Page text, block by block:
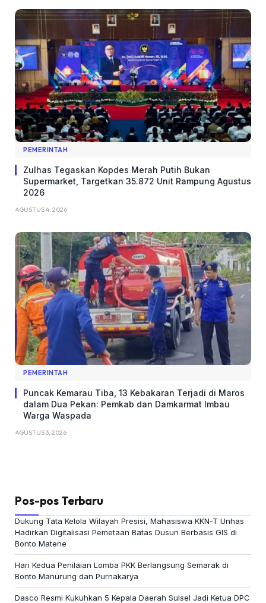
PEMERINTAH
Zulhas Tegaskan Kopdes Merah Putih Bukan
Supermarket, Targetkan 35.872 Unit Rampung Agustus
2026
AGUSTUS 4, 2026
PEMERINTAH
Puncak Kemarau Tiba, 13 Kebakaran Terjadi di Maros
dalam Dua Pekan: Pemkab dan Damkarmat Imbau
Warga Waspada
AGUSTUS 3, 2026
Pos-pos Terbaru
Dukung Tata Kelola Wilayah Presisi, Mahasiswa KKN-T Unhas
Hadirkan Digitalisasi Pemetaan Batas Dusun Berbasis GIS di
Bonto Matene
Hari Kedua Penilaian Lomba PKK Berlangsung Semarak di
Bonto Manurung dan Purnakarya
Dasco Resmi Kukuhkan 5 Kepala Daerah Sulsel Jadi Ketua DPC